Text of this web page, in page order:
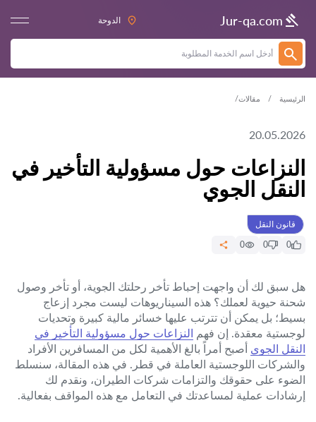
Jur-qa.com الدوحة
الرئيسية مقالات
20.05.2026
النزاعات حول مسؤولية التأخير في
النقل الجوي
قانون النقل
0
0
0
هل سبق لك أن واجهت إحباط تأخر رحلتك الجوية، أو تأخر وصول
شحنة حيوية لعملك؟ هذه السيناريوهات ليست مجرد إزعاج
بسيط؛ بل يمكن أن تترتب عليها خسائر مالية كبيرة وتحديات
لوجستية معقدة. إن فهم النزاعات حول مسؤولية التأخير في
النقل الجوي أصبح أمراً بالغ الأهمية لكل من المسافرين الأفراد
والشركات اللوجستية العاملة في قطر. في هذه المقالة، سنسلط
الضوء على حقوقك والتزامات شركات الطيران، ونقدم لك
إرشادات عملية لمساعدتك في التعامل مع هذه المواقف بفعالية.